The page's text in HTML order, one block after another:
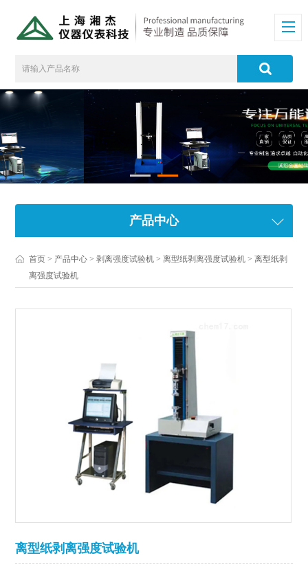
产品中心
首页 > 产品中心 >剥离强度试验机 >离型纸剥离强度试验机 > 离型纸剥
离强度试验机
离型纸剥离强度试验机